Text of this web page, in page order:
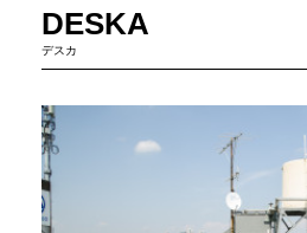
DESKA
デスカ